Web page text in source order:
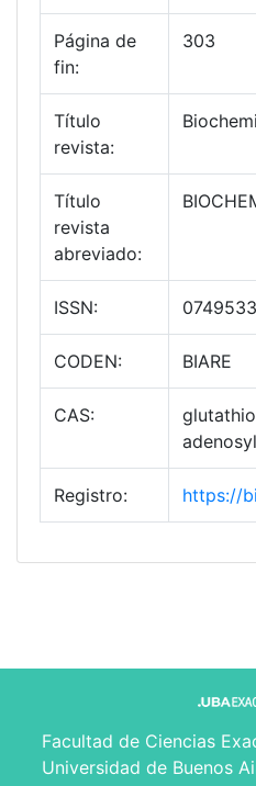
Página de
fin:
303
Título
revista:
Título
revista
abreviado:
ISSN:
CODEN: BIARE
CAS:
Registro: https://
Facultad de Ciencias
Universidad de Buenos